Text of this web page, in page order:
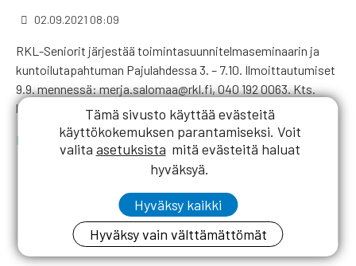
02.09.2021 08:09
RKL-Seniorit järjestää toimintasuunnitelmaseminaarin ja
kuntoilutapahtuman Pajulahdessa 3. – 7.10. Ilmoittautumiset
9.9. mennessä: merja.salomaa@rkl.fi, 040 192 0063. Kts.
lisätiedot:
Pajulahti
Tämä sivusto käyttää evästeitä
käyttökokemuksen parantamiseksi. Voit
valita asetuksista mitä evästeitä haluat
hyväksyä.
Hyväksy kaikki
Hyväksy vain välttämättömät